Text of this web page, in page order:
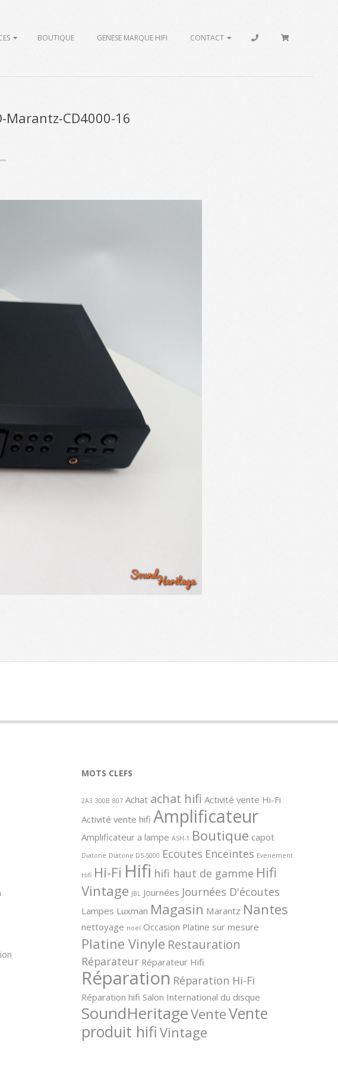
BOUTIQUE GENESE MARQUE HIFI CONTACT
Marantz-CD4000-16
MOTS CLEFS
2A3 300B 807 Achat achat hifi Activité vente Hi-Fi
Activité vente hifi Amplificateur
Amplificateur a lampe ASH-1 Boutique capot
Diatone Diatone DS-5000 Ecoutes Enceintes Evenement
Hifi Hi-Fi Hifi hifi haut de gamme Hifi
Vintage JBL Journées Journées D'écoutes
Lampes Luxman Magasin Marantz Nantes
nettoyage noël Occasion Platine sur mesure
Platine Vinyle Restauration
Réparateur Réparateur Hifi
Réparation Réparation Hi-Fi
Réparation hifi Salon International du disque
SoundHeritageVenteVente
produit hifi Vintage